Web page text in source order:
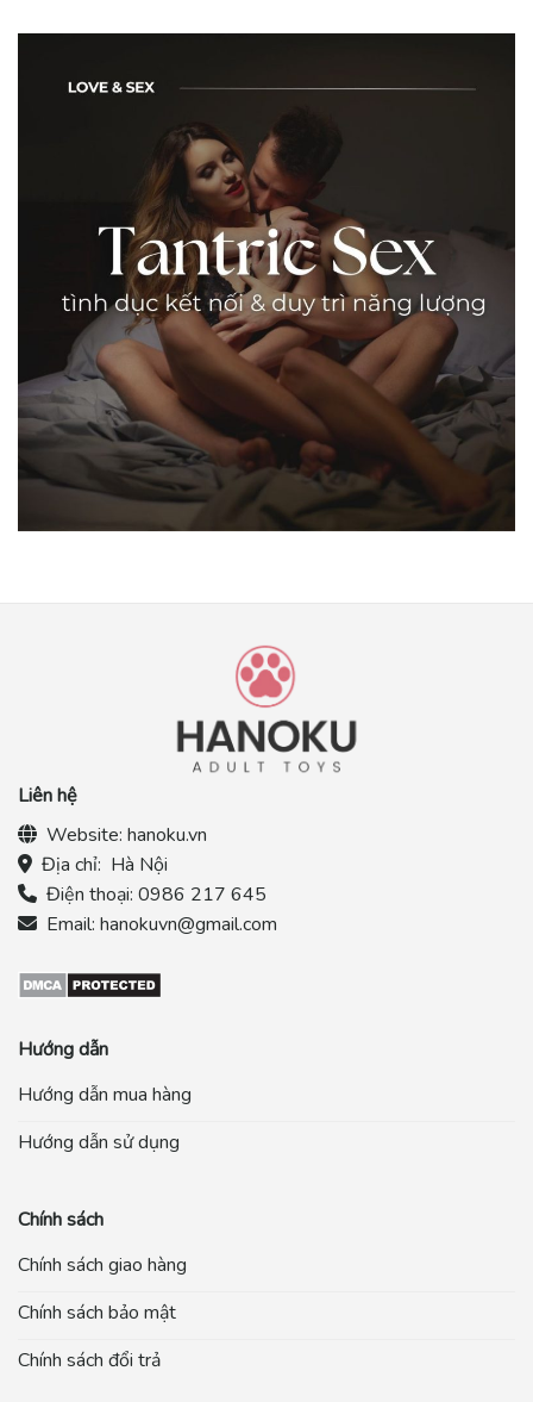
Liên hệ
Website: hanoku.vn
Địa chỉ: Hà Nội
Điện thoại: 0986 217 645
Email: hanokuvn@gmail.com
Hướng dẫn
Hướng dẫn mua hàng
Hướng dẫn sử dụng
Chính sách
Chính sách giao hàng
Chính sách bảo mật
Chính sách đổi trả